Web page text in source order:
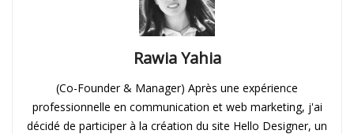
Rawia Yahia
(Co-Founder & Manager) Après une expérience
professionnelle en communication et web marketing, j'ai
décidé de participer à la création du site Hello Designer, un